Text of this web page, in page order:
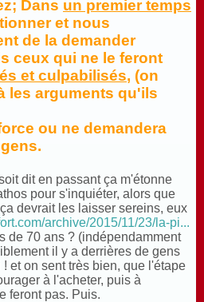
Dans un premier temps
et nous
de la demander
ceux qui ne le feront
et culpabilisés, (on
les arguments qu'ils
ou ne demandera
dit en passant ça m'étonne
pour s'inquiéter, alors que
devrait les laisser sereins, eux
archive/2015/11/23/la-pi...
de 70 ans ? (indépendamment
il y a derrières de gens
et on sent très bien, que l'étape
à l'acheter, puis à
feront pas. Puis.